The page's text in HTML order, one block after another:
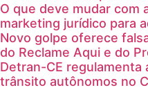
O que deve mudar com
marketing jurídico para
Novo golpe oferece
do Reclame Aqui e do
Detran-CE
trânsito autônomos no